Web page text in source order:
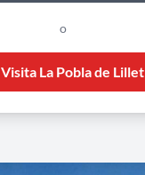
o
Visita La Pobla de Lillet